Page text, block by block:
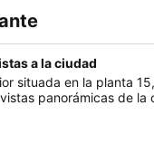
a la ciudad
situada en la planta
panorámicas de la